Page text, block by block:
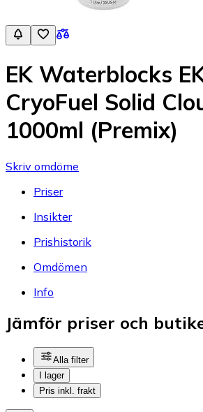
EK Waterblocks
CryoFuel Solid
1000ml (Premix)
Skriv omdöme
Priser
Insikter
Prishistorik
Omdömen
Info
Jämför priser och
Alla filter
I lager
Pris inkl. frakt